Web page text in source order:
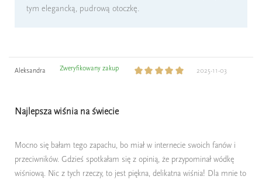
tym elegancką, pudrową otoczkę.
Aleksandra Zweryfikowany zakup 2025-11-03
Najlepsza wiśnia na świecie
Mocno się bałam tego zapachu, bo miał w internecie swoich fanów i
przeciwników. Gdzieś spotkałam się z opinią, że przypominał wódkę
wiśniową. Nic z tych rzeczy, to jest piękna, delikatna wiśnia! Dla mnie to